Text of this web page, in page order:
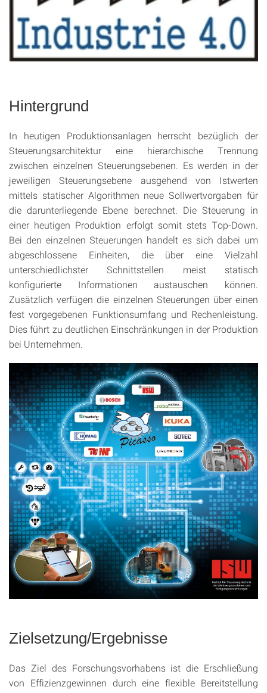
Hintergrund
In heutigen Produktionsanlagen herrscht bezüglich der
Steuerungsarchitektur eine hierarchische Trennung
zwischen einzelnen Steuerungsebenen. Es werden in der
jeweiligen Steuerungsebene ausgehend von Istwerten
mittels statischer Algorithmen neue Sollwertvorgaben für
die darunterliegende Ebene berechnet. Die Steuerung in
einer heutigen Produktion erfolgt somit stets Top-Down.
Bei den einzelnen Steuerungen handelt es sich dabei um
abgeschlossene Einheiten, die über eine Vielzahl
unterschiedlichster Schnittstellen meist statisch
konfigurierte Informationen austauschen können.
Zusätzlich verfügen die einzelnen Steuerungen über einen
fest vorgegebenen Funktionsumfang und Rechenleistung.
Dies führt zu deutlichen Einschränkungen in der Produktion
bei Unternehmen.
Zielsetzung/Ergebnisse
Das Ziel des Forschungsvorhabens ist die Erschließung
von Effizienzgewinnen durch eine flexible Bereitstellung